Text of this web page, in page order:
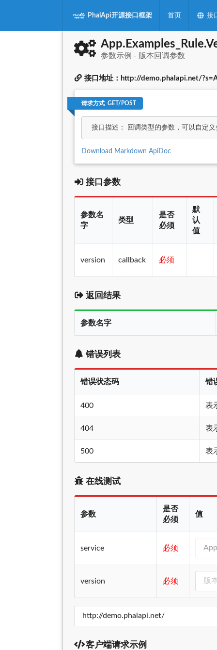
PhalApi开源接口框架 首页 接
参数示例 - 版本回调参数
接口地址：http://demo.phalapi.net/
请求方式 GET/POST
接口描述： 回调类型的参数，可以自定
Download Markdown ApiDoc
接口参数
参数名
字
类型
是否
必须
默
认
值
version callback 必须
返回结果
参数名字
错误列表
错误状态码 错
400 表
404 表
500 表
在线测试
参数
是否
必须
值
service 必须
version 必须
客户端请求示例